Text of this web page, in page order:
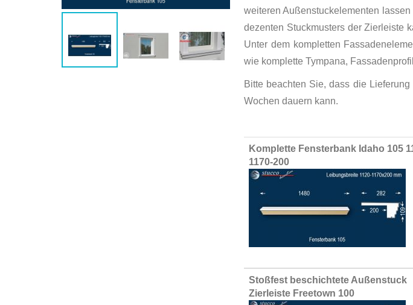
weiteren Außenstuckelementen
dezenten Stuckmusters der Zierleiste
Unter dem kompletten
wie komplette Tympana,
Bitte beachten Sie, dass die
Wochen dauern kann.
Grouped
product
items
Komplette Fensterbank Idaho 105
1170-200
Stoßfest beschichtete Außenstuck
Zierleiste Freetown 100